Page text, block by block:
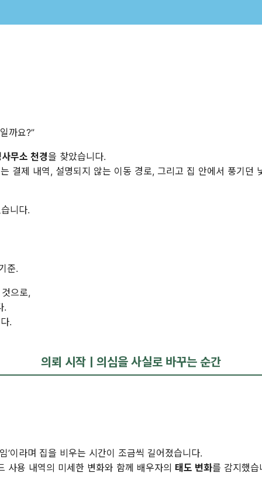
까요?”
무소 천경을 찾았습니다.
결제 내역, 설명되지 않는 이동 경로, 그리고 집 안에서 풍기던
니다.
준.
으로,
.
.
의뢰 시작ㅣ의심을 사실로 바꾸는 순간
’이라며 집을 비우는 시간이 조금씩 길어졌습니다.
사용 내역의 미세한 변화와 함께 배우자의 태도 변화를 감지했습